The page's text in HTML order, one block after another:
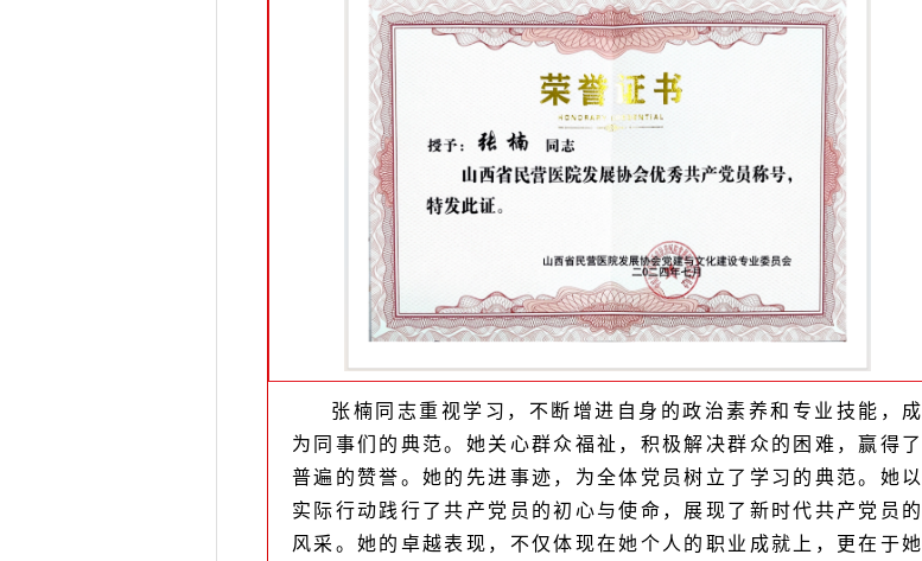
张楠同志重视学习，不断增进自身的政治素养和专业技能，成
为同事们的典范。她关心群众福祉，积极解决群众的困难，赢得了
普遍的赞誉。她的先进事迹，为全体党员树立了学习的典范。她以
实际行动践行了共产党员的初心与使命，展现了新时代共产党员的
风采。她的卓越表现，不仅体现在她个人的职业成就上，更在于她